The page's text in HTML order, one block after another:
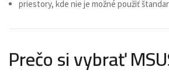
priestory, kde nie je možné použiť
Prečo si vybrať